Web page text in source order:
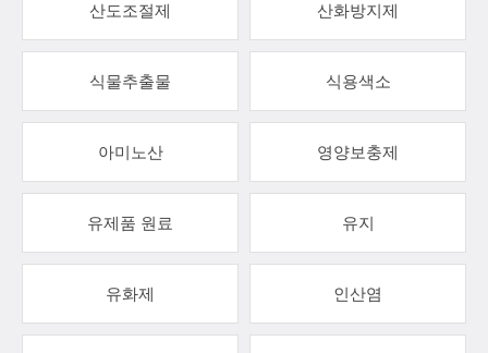
산도조절제 산화방지제
식물추출물 식용색소
아미노산 영양보충제
유제품 원료 유지
유화제 인산염